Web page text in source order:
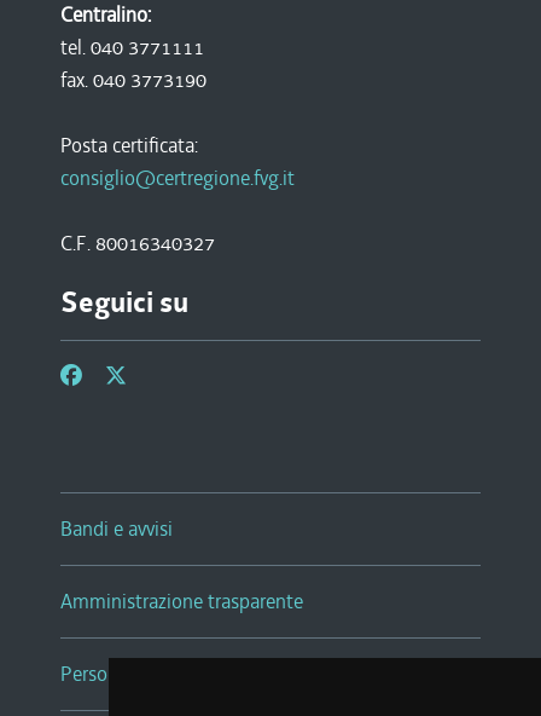
Centralino:
tel. 040 3771111
fax. 040 3773190
Posta certificata:
consiglio@certregione.fvg.it
C.F. 80016340327
Seguici su
Bandi e avvisi
Amministrazione trasparente
Persone e Uffici